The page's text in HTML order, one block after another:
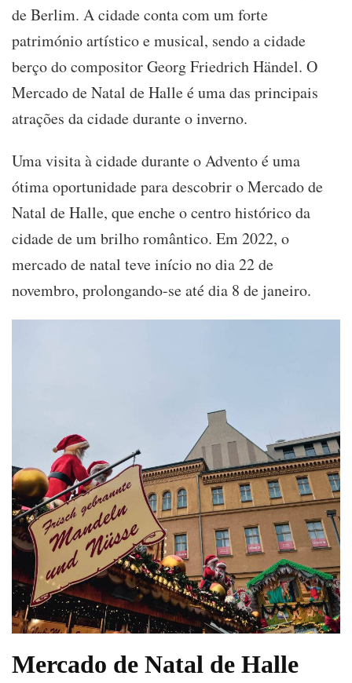
Visitar
na
de Berlim. A cidade conta com um forte
património artístico e musical, sendo a cidade
berço do compositor Georg Friedrich Händel. O
Mercado de Natal de Halle é uma das principais
atrações da cidade durante o inverno.
Uma visita à cidade durante o Advento é uma
ótima oportunidade para descobrir o Mercado de
Natal de Halle, que enche o centro histórico da
cidade de um brilho romântico. Em 2022, o
mercado de natal teve início no dia 22 de
novembro, prolongando-se até dia 8 de janeiro.
Mercado de Natal de Halle